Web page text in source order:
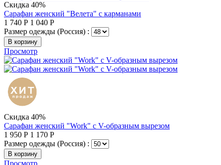
Скидка 40%
Сарафан женский "Велета" с карманами
1 740 Р 1 040 Р
Размер одежды (Россия) :
В корзину
Просмотр
Скидка 40%
Сарафан женский "Work" с V-образным вырезом
1 950 Р 1 170 Р
Размер одежды (Россия) :
В корзину